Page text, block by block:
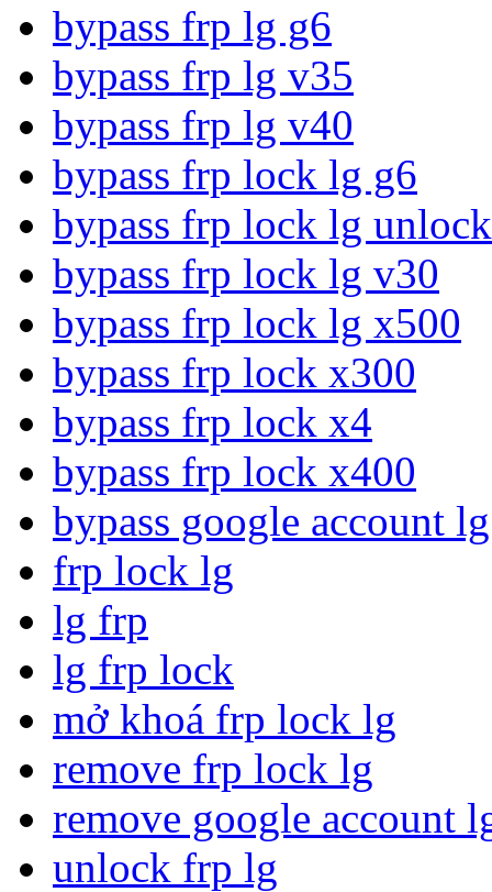
bypass frp lg g6
bypass frp lg v35
bypass frp lg v40
bypass frp lock lg g6
bypass frp lock lg
bypass frp lock lg v30
bypass frp lock lg x500
bypass frp lock x300
bypass frp lock x4
bypass frp lock x400
bypass google account lg
frp lock lg
lg frp
lg frp lock
mở khoá frp lock lg
remove frp lock lg
remove google account
unlock frp lg